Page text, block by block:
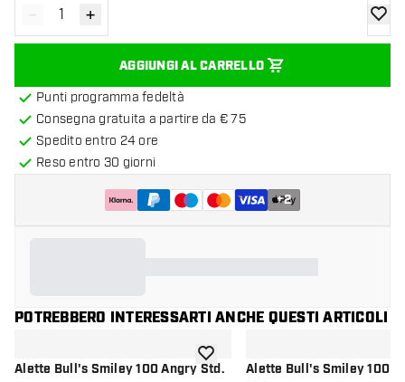
Diminuisci quantità
- Aumenta quantità
+
AGGIUNGI AL CARRELLO
Punti programma fedeltà
Consegna gratuita a partire da € 75
Spedito entro 24 ore
Reso entro 30 giorni
+2
POTREBBERO INTERESSARTI ANCHE QUESTI ARTICOLI
Alette Bull's Smiley 100 Angry Std.aggiungi alla lista dei desideri
Alette Bull's Smiley 100